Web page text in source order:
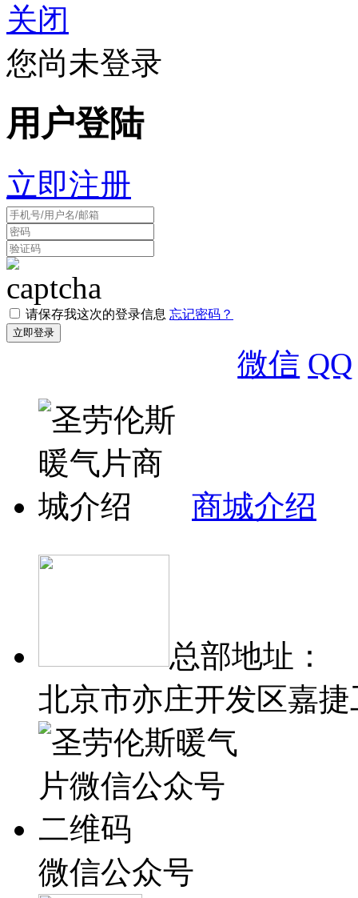
关闭
您尚未登录
用户登陆
立即注册
请保存我这次的登录信息 忘记密码？
微信 QQ
商城介绍
总部地址：
北京市亦庄开发区嘉
微信公众号